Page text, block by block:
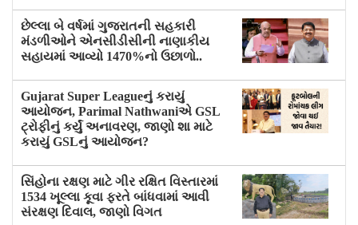
છેલ્લા બે વર્ષમાં ગુજરાતની સહકારી
મંડળીઓને એનસીડીસીની નાણાકીય
સહાયમાં આવ્યો 1470%નો ઉછાળો..
Gujarat Super Leagueનું કરાયું
આયોજન, Parimal Nathwaniએ GSL
ટ્રોફીનું કર્યું અનાવરણ, જાણો શા માટે
કરાયું GSLનું આયોજન?
સિંહોના રક્ષણ માટે ગીર રક્ષિત વિસ્તારમાં
1534 ખૂલ્લા કૂવા ફરતે બાંધવામાં આવી
સંરક્ષણ દિવાલ, જાણો વિગત